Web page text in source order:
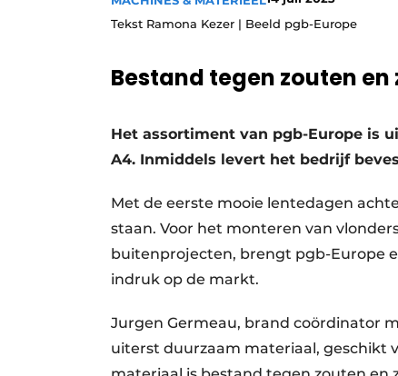
Save the Date
Vacatures
Tekst Ramona Kezer | Beeld pgb-Europe
Bestand tegen zouten
Het assortiment van pgb-Europe is
A4. Inmiddels levert het bedrijf
Met de eerste mooie lentedagen
staan. Voor het monteren van
buitenprojecten, brengt pgb-Europe
indruk op de markt.
Jurgen Germeau, brand coördinator
uiterst duurzaam materiaal, geschikt